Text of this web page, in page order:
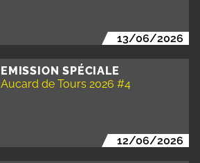
13/06/2026
EMISSION SPÉCIALE
Aucard de Tours 2026 #4
12/06/2026